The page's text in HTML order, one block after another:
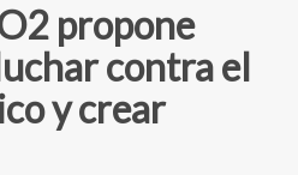
propone
contra el
y crear